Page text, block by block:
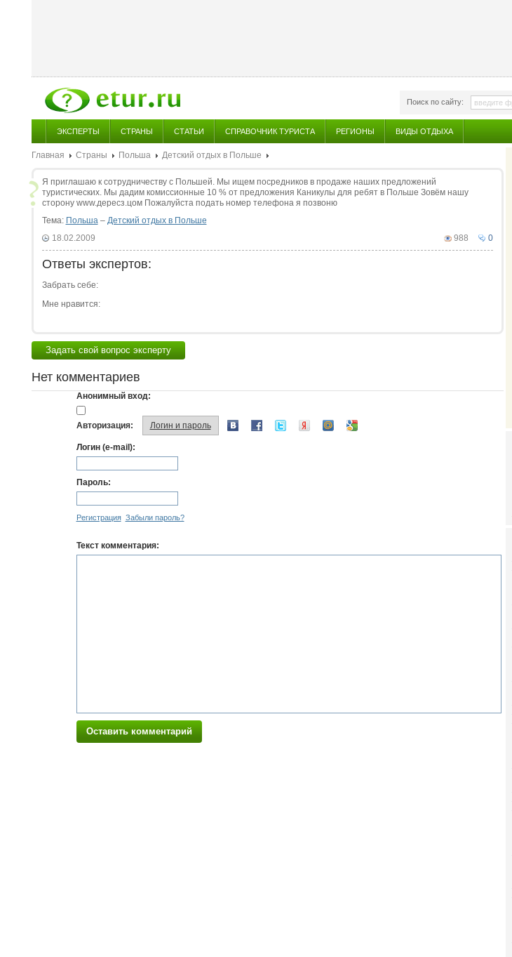
Поиск по сайту:
ЭКСПЕРТЫ СТРАНЫ СТАТЬИ СПРАВОЧНИК ТУРИСТА РЕГИОНЫ ВИДЫ ОТДЫХА
Главная Страны Польша Детский отдых в Польше
Я приглашаю к сотрудничеству с Польшей. Мы ищем посредников в продаже наших предложений
туристических. Мы дадим комиссионные 10 % от предложения Каникулы для ребят в Польше Зовём нашу
сторону www.дересз.цом Пожалуйста подать номер телефона я позвоню
Тема: Польша– Детский отдых в Польше
0
988
18.02.2009
Ответы экспертов:
Забрать себе:
Мне нравится:
Задать свой вопрос эксперту
Нет комментариев
Анонимный вход:
Авторизация: Логин и пароль
Логин (e-mail):
Пароль:
Регистрация Забыли пароль?
Текст комментария:
Оставить комментарий